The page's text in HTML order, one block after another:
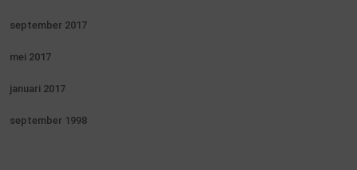
september 2017
mei 2017
januari 2017
september 1998